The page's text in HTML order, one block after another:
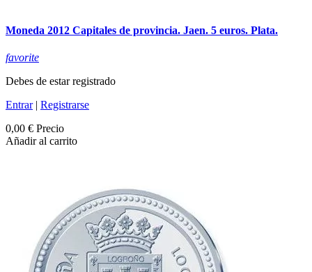
Moneda 2012 Capitales de provincia. Jaen. 5 euros. Plata.
favorite
Debes de estar registrado
Entrar| Registrarse
0,00 € Precio
Añadir al carrito